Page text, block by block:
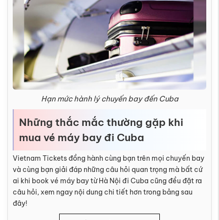
Hạn mức hành lý chuyến bay đến Cuba
Những thắc mắc thường gặp khi
mua vé máy bay đi Cuba
Vietnam Tickets đồng hành cùng bạn trên mọi chuyến bay
và cùng bạn giải đáp những câu hỏi quan trọng mà bất cứ
ai khi book vé máy bay từ Hà Nội đi Cuba cũng đều đặt ra
câu hỏi, xem ngay nội dung chi tiết hơn trong bảng sau
đây!